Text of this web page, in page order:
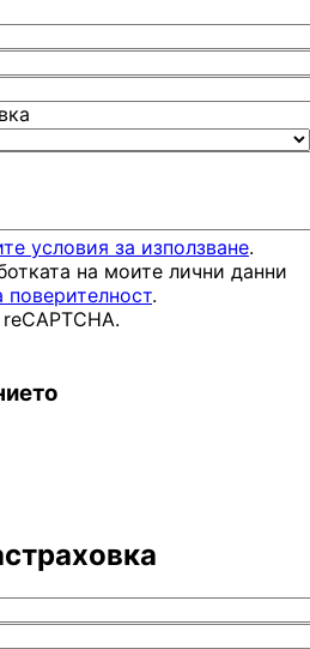
условия за използване.
на моите лични данни
поверителност.